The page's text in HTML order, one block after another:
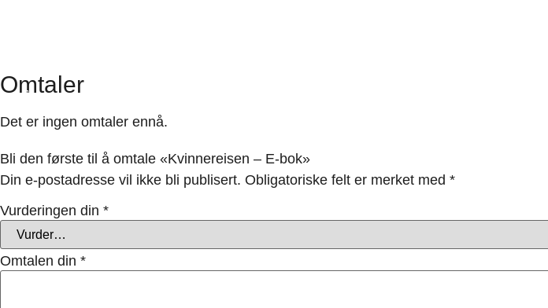
Omtaler
Det er ingen omtaler ennå.
Bli den første til å omtale «Kvinnereisen – E-bok»
Din e-postadresse vil ikke bli publisert. Obligatoriske felt er merket med *
Vurderingen din *
Omtalen din *